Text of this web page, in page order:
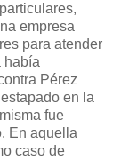
empresa
para atender
había
Pérez
en la
fue
En aquella
caso de